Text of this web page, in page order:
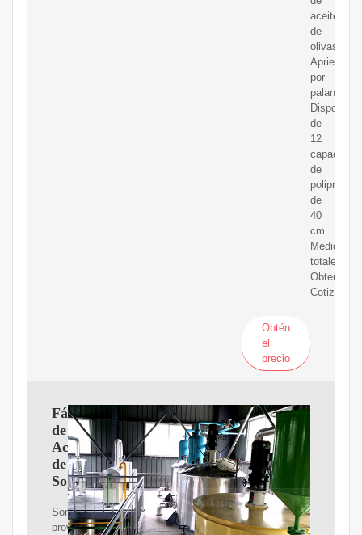
aceite
de
olivas.
Apriete
por
palanca.
Dispone
de
12
capachos
de
de
40
cm.
Medidas
totales.
Obtener
Cotización
Obtén
el
precio
Fábrica
de
Aceite
de
Soja
Somos
proveedores